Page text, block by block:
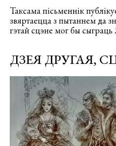
Таксама пісьменнік
звяртаецца з пытаннем да
гэтай сцэне мог бы сыграць
ДЗЕЯ ДРУГАЯ,